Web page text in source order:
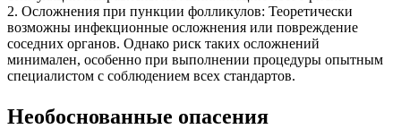
2. Осложнения при пункции фолликулов: Теоретически
возможны инфекционные осложнения или повреждение
соседних органов. Однако риск таких осложнений
минимален, особенно при выполнении процедуры опытным
специалистом с соблюдением всех стандартов.
Необоснованные опасения